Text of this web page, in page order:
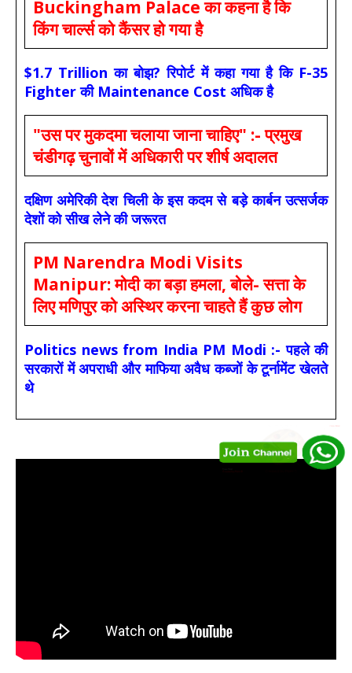
Buckingham Palace का कहना है कि
किंग चार्ल्स को कैंसर हो गया है
$1.7 Trillion का बोझ? रिपोर्ट में कहा गया है कि F-35
Fighter की Maintenance Cost अधिक है
"उस पर मुकदमा चलाया जाना चाहिए" :- प्रमुख
चंडीगढ़ चुनावों में अधिकारी पर शीर्ष अदालत
दक्षिण अमेरिकी देश चिली के इस कदम से बड़े कार्बन उत्सर्जक
देशों को सीख लेने की जरूरत
PM Narendra Modi Visits
Manipur: मोदी का बड़ा हमला, बोले- सत्ता के
लिए मणिपुर को अस्थिर करना चाहते हैं कुछ लोग
Politics news from India PM Modi :- पहले की
सरकारों में अपराधी और माफिया अवैध कब्जों के टूर्नामेंट खेलते
थे